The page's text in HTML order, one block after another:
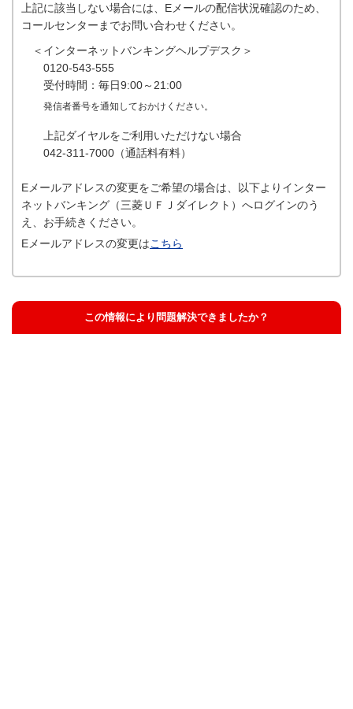
上記に該当しない場合には、Eメールの配信状況確認のため、
コールセンターまでお問い合わせください。
＜インターネットバンキングヘルプデスク＞
0120-543-555
受付時間：毎日9:00～21:00
発信者番号を通知しておかけください。
上記ダイヤルをご利用いただけない場合
042-311-7000（通話料有料）
Eメールアドレスの変更をご希望の場合は、以下よりインター
ネットバンキング（三菱ＵＦＪダイレクト）へログインのう
え、お手続きください。
Eメールアドレスの変更はこちら
この情報により問題解決できましたか？